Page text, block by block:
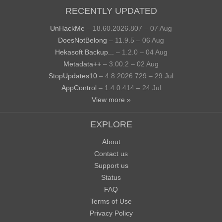
RECENTLY UPDATED
UnHackMe – 18.60.2026.807 – 07 Aug
DoesNotBelong – 11.9.5 – 06 Aug
Hekasoft Backup...
– 1.2.0 – 04 Aug
Metadata++ – 3.00.2 – 02 Aug
StopUpdates10 – 4.8.2026.729 – 29 Jul
AppControl – 1.4.0.414 – 24 Jul
View more »
EXPLORE
About
Contact us
Support us
Status
FAQ
Terms of Use
Privacy Policy